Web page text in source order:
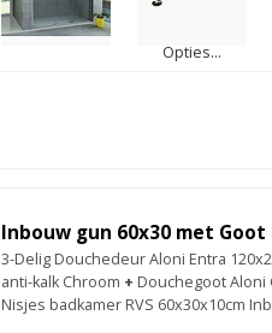
Opties...
Inbouw gun 60x30 met Goot
3-Delig Douchedeur Aloni Entra
anti-kalk Chroom + Douchegoot Aloni
Nisjes badkamer RVS 60x30x10cm